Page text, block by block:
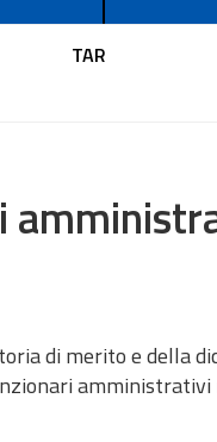
TAR
di merito e della